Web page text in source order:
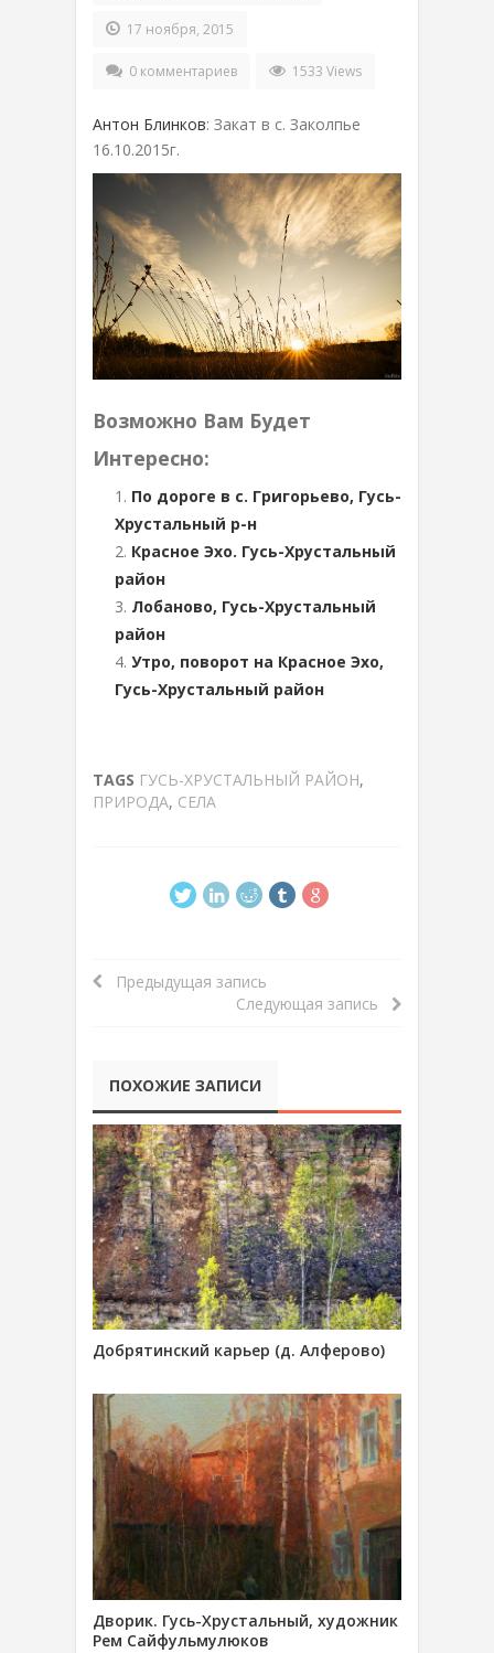
17 ноября, 2015
0 комментариев 1533 Views
Антон Блинков: Закат в с. Заколпье
16.10.2015г.
Возможно Вам Будет
Интересно:
По дороге в с. Григорьево, Гусь-
Хрустальный р-н
Красное Эхо. Гусь-Хрустальный
район
Лобаново, Гусь-Хрустальный
район
Утро, поворот на Красное Эхо,
Гусь-Хрустальный район
TAGS ГУСЬ-ХРУСТАЛЬНЫЙ РАЙОН,
ПРИРОДА, СЕЛА
Предыдущая запись
Следующая запись
ПОХОЖИЕ ЗАПИСИ
Добрятинский карьер (д. Алферово)
Дворик. Гусь-Хрустальный, художник
Рем Сайфульмулюков